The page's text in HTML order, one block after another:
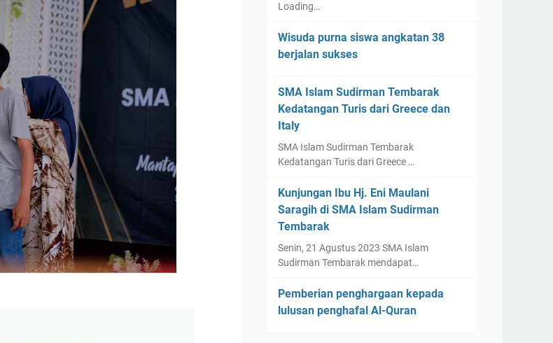
Loading…
Wisuda purna siswa angkatan 38
berjalan sukses
SMA Islam Sudirman Tembarak
Kedatangan Turis dari Greece dan
Italy
SMA Islam Sudirman Tembarak
Kedatangan Turis dari Greece …
Kunjungan Ibu Hj. Eni Maulani
Saragih di SMA Islam Sudirman
Tembarak
Senin, 21 Agustus 2023 SMA Islam
Sudirman Tembarak mendapat…
Pemberian penghargaan kepada
lulusan penghafal Al-Quran